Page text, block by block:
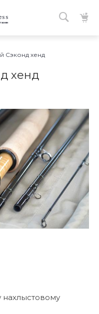
Сэконд хенд
хенд